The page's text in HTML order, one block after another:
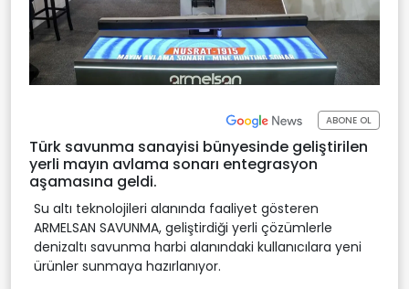
ABONE OL
Türk savunma sanayisi bünyesinde geliştirilen
yerli mayın avlama sonarı entegrasyon
aşamasına geldi.
Su altı teknolojileri alanında faaliyet gösteren
ARMELSAN SAVUNMA, geliştirdiği yerli çözümlerle
denizaltı savunma harbi alanındaki kullanıcılara yeni
ürünler sunmaya hazırlanıyor.